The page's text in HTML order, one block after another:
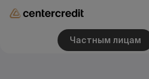
Частным лицам